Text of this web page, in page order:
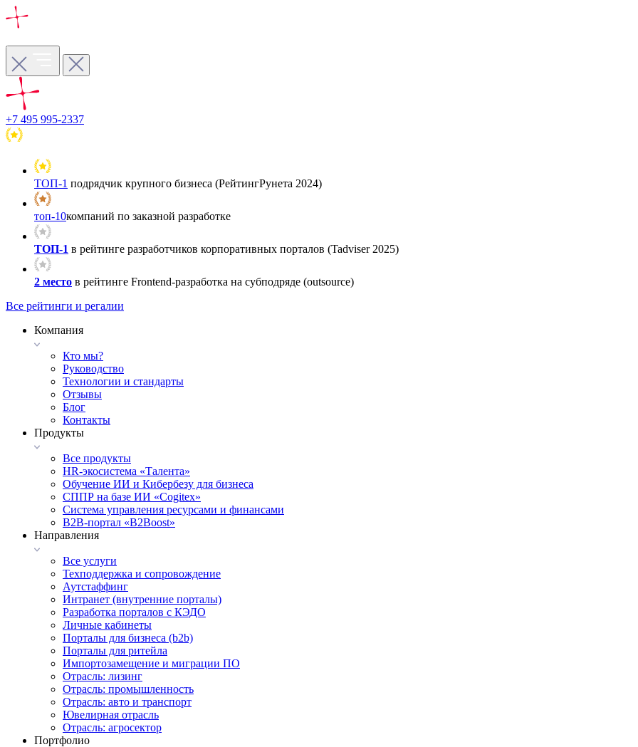
+7 495 995-2337
ТОП-1 подрядчик крупного бизнеса (РейтингРунета 2024)
топ-10компаний по заказной разработке
ТОП-1 в рейтинге разработчиков корпоративных порталов (Tadviser 2025)
2 место в рейтинге Frontend-разработка на субподряде (outsource)
Все рейтинги и регалии
Компания
Кто мы?
Руководство
Технологии и стандарты
Отзывы
Блог
Контакты
Продукты
Все продукты
HR-экосистема «Талента»
Обучение ИИ и Кибербезу для бизнеса
СППР на базе ИИ «Cogitex»
Система управления ресурсами и финансами
B2B-портал «B2Boost»
Направления
Все услуги
Техподдержка и сопровождение
Аутстаффинг
Интранет (внутренние порталы)
Разработка порталов с КЭДО
Личные кабинеты
Порталы для бизнеса (b2b)
Порталы для ритейла
Импортозамещение и миграции ПО
Отрасль: лизинг
Отрасль: промышленность
Отрасль: авто и транспорт
Ювелирная отрасль
Отрасль: агросектор
Портфолио